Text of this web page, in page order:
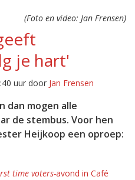
(Foto en video: Jan Frensen)
je hart'
uur door Jan Frensen
dan mogen alle
de stembus. Voor hen
Heijkoop een oproep:
time voters-avond in Café